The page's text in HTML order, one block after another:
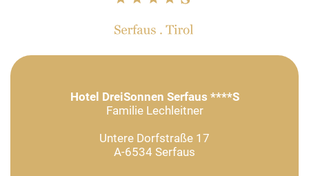
Hotel DreiSonnen Serfaus ****S
Familie Lechleitner
Untere Dorfstraße 17
A-6534 Serfaus